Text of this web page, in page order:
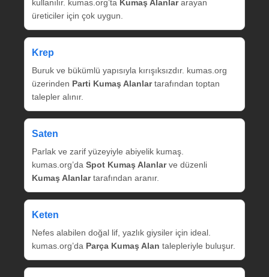
kullanılır. kumas.org’ta Kumaş Alanlararayan
üreticiler için çok uygun.
Krep
Buruk ve bükümlü yapısıyla kırışıksızdır. kumas.org
üzerinden Parti Kumaş Alanlartarafından toptan
talepler alınır.
Saten
Parlak ve zarif yüzeyiyle abiyelik kumaş.
kumas.org’da Spot Kumaş Alanlarve düzenli
Kumaş Alanlartarafından aranır.
Keten
Nefes alabilen doğal lif, yazlık giysiler için ideal.
kumas.org’da Parça Kumaş Alan talepleriyle buluşur.